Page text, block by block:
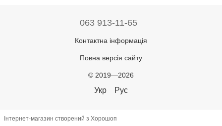
063 913-11-65
Контактна інформація
Повна версія сайту
© 2019—2026
Укр Рус
Інтернет-магазин створений з Хорошоп